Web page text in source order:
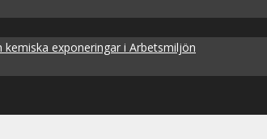
exponeringar i Arbetsmiljön